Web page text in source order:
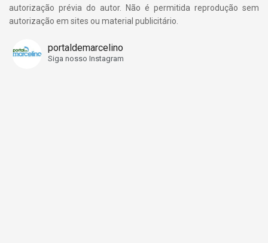
autorização prévia do autor. Não é permitida reprodução sem
autorização em sites ou material publicitário.
portaldemarcelino
Siga nosso Instagram